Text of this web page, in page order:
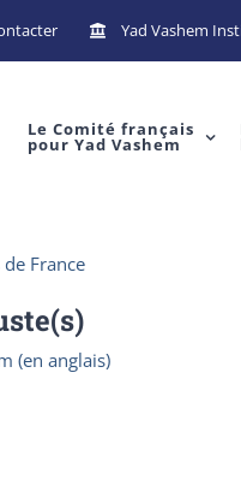
Yad Vashem
Le Comité français
pour Yad Vashem
France
(en anglais)